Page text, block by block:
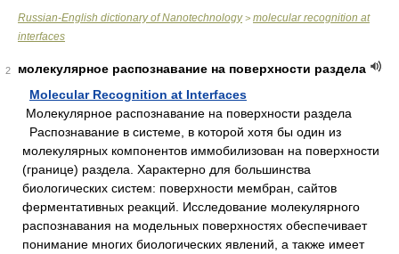
Russian-English dictionary of Nanotechnology> molecular recognition at
interfaces
2
молекулярное распознавание на поверхности раздела
Molecular Recognition at Interfaces
Молекулярное распознавание на поверхности раздела
Распознавание в системе, в которой хотя бы один из
молекулярных компонентов иммобилизован на поверхности
(границе) раздела. Характерно для большинства
биологических систем: поверхности мембран, сайтов
ферментативных реакций. Исследование молекулярного
распознавания на модельных поверхностях обеспечивает
понимание многих биологических явлений, а также имеет